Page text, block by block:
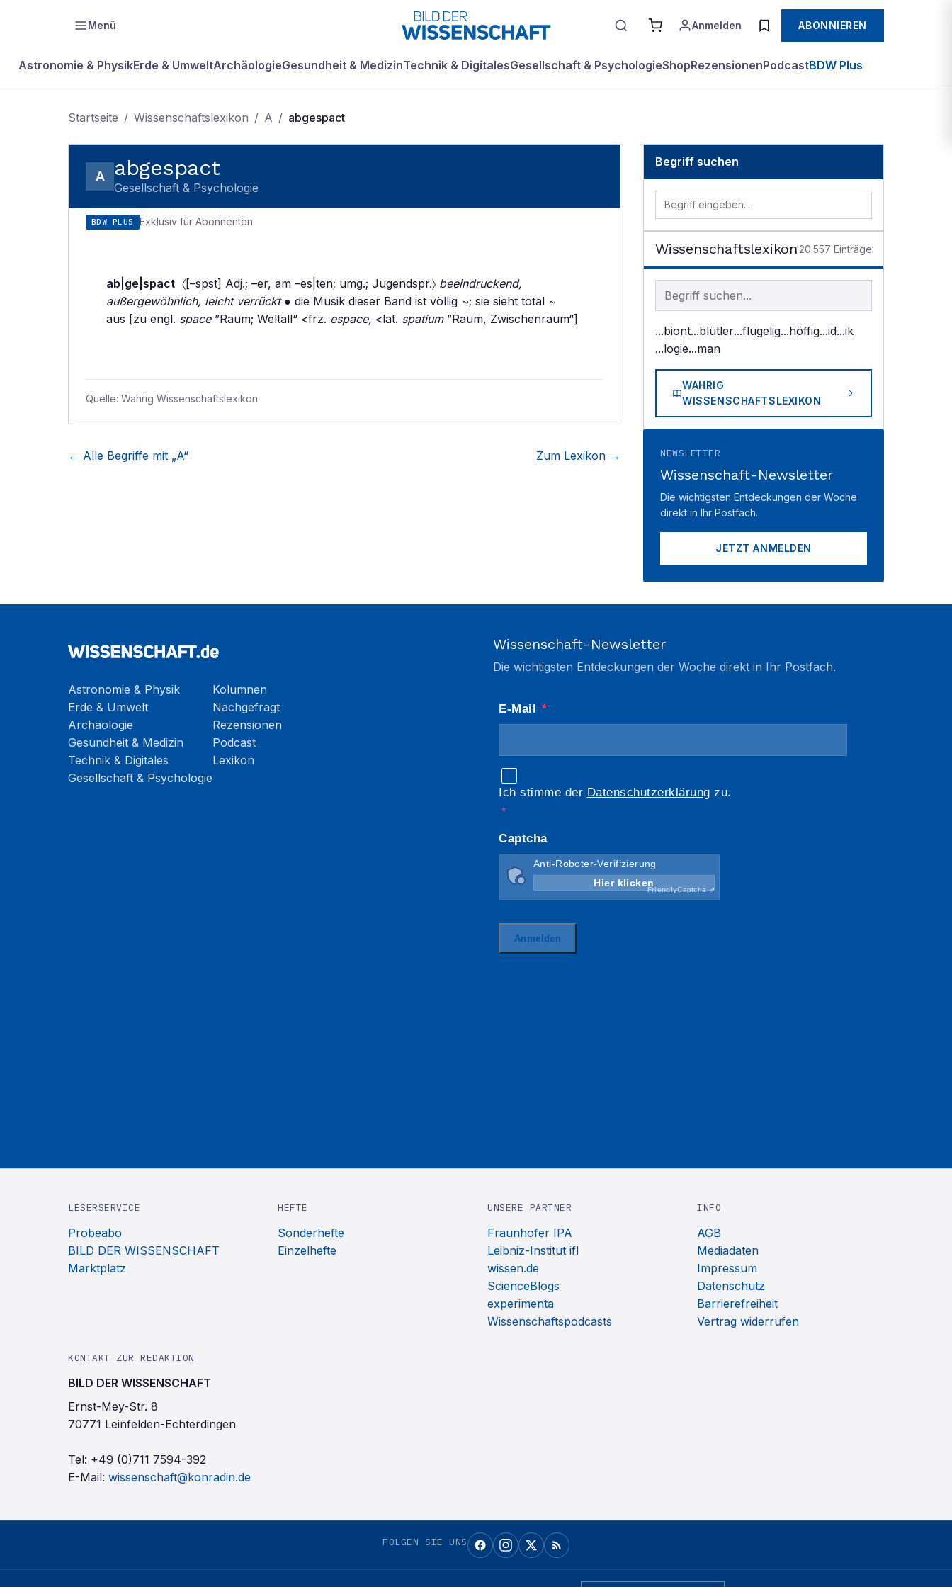
Menü Anmelden ABONNIEREN
Astronomie & PhysikErde & UmweltArchäologieGesundheit & MedizinTechnik & DigitalesGesellschaft & PsychologieShopRezensionenPodcastBDW Plus
Startseite / Wissenschaftslexikon / A / abgespact
A abgespact
Gesellschaft & Psychologie
BDW PLUS Exklusiv für Abonnenten
ab|ge|spact 〈[–spst] Adj.; –er, am –es|ten; umg.; Jugendspr.〉 beeindruckend,
außergewöhnlich, leicht verrückt● die Musik dieser Band ist völlig ~; sie sieht total ~
aus [zu engl. space”Raum; Weltall“ <frz. espace, <lat. spatium”Raum, Zwischenraum“]
Quelle: Wahrig Wissenschaftslexikon
← Alle Begriffe mit „A“ Zum Lexikon →
Begriff suchen
Wissenschaftslexikon 20.557 Einträge
Begriff im Lexikon suchen
...biont...blütler...flügelig...höffig...id...ik
...logie...man
WAHRIG
WISSENSCHAFTSLEXIKON
NEWSLETTER
Wissenschaft-Newsletter
Die wichtigsten Entdeckungen der Woche
direkt in Ihr Postfach.
JETZT ANMELDEN
Astronomie & Physik
Erde & Umwelt
Archäologie
Gesundheit & Medizin
Technik & Digitales
Gesellschaft & Psychologie
Kolumnen
Nachgefragt
Rezensionen
Podcast
Lexikon
Wissenschaft-Newsletter
Die wichtigsten Entdeckungen der Woche direkt in Ihr Postfach.
LESERSERVICE
Probeabo
BILD DER WISSENSCHAFT
Marktplatz
HEFTE
Sonderhefte
Einzelhefte
UNSERE PARTNER
Fraunhofer IPA
Leibniz-Institut ifl
wissen.de
ScienceBlogs
experimenta
Wissenschaftspodcasts
INFO
AGB
Mediadaten
Impressum
Datenschutz
Barrierefreiheit
Vertrag widerrufen
KONTAKT ZUR REDAKTION
BILD DER WISSENSCHAFT
Ernst-Mey-Str. 8
70771 Leinfelden-Echterdingen
Tel: +49 (0)711 7594-392
E-Mail: wissenschaft@konradin.de
FOLGEN SIE UNS